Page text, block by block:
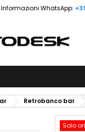
WhatsApp:
Retrobanco bar
Solo